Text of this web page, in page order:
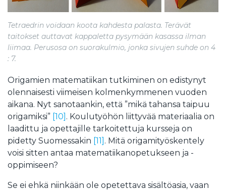
Tetraedrin voidaan koota kahdesta palasta. Terävät
taitokset auttavat kappaletta pysymään kasassa ilman
liimaa. Perusosa on suorakulmio, jonka sivujen suhde on 4
: 7.
Origamien matematiikan tutkiminen on edistynyt
olennaisesti viimeisen kolmenkymmenen vuoden
aikana. Nyt sanotaankin, että ”mikä tahansa taipuu
origamiksi” [10] . Koulutyöhön liittyvää materiaalia on
laadittu ja opettajille tarkoitettuja kursseja on
pidetty Suomessakin [11] . Mitä origamityöskentely
voisi sitten antaa matematiikanopetukseen ja -
oppimiseen?
Se ei ehkä niinkään ole opetettava sisältöasia, vaan